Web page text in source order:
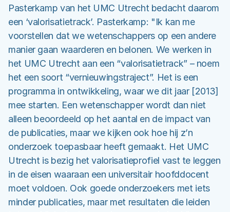
Pasterkamp van het UMC Utrecht bedacht daarom
een ‘valorisatietrack’. Pasterkamp: "Ik kan me
voorstellen dat we wetenschappers op een andere
manier gaan waarderen en belonen. We werken in
het UMC Utrecht aan een “valorisatietrack” – noem
het een soort “vernieuwingstraject”. Het is een
programma in ontwikkeling, waar we dit jaar [2013]
mee starten. Een wetenschapper wordt dan niet
alleen beoordeeld op het aantal en de impact van
de publicaties, maar we kijken ook hoe hij z’n
onderzoek toepasbaar heeft gemaakt. Het UMC
Utrecht is bezig het valorisatieprofiel vast te leggen
in de eisen waaraan een universitair hoofddocent
moet voldoen. Ook goede onderzoekers met iets
minder publicaties, maar met resultaten die leiden